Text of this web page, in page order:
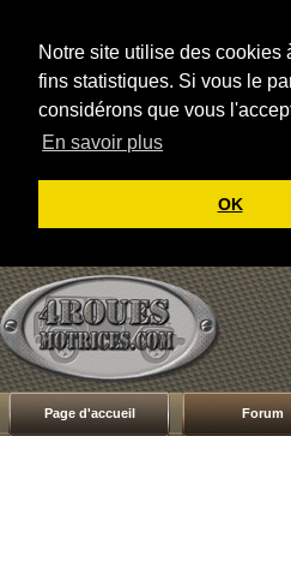
Notre site utilise des cookies
fins statistiques. Si vous le
considérons que vous
En savoir plus
OK
Page d'accueil Forum